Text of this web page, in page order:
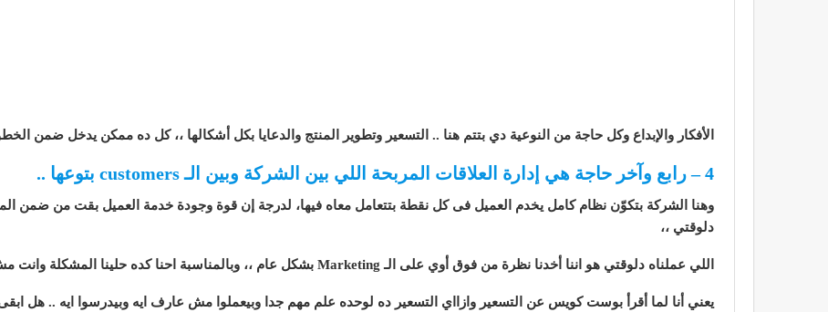
الأفكار والإبداع وكل حاجة من النوعية دي بتتم هنا .. التسعير وتطوير المنتج والدعايا بكل أشكالها ،، كل ده ممكن يدخل ضمن
4 – رابع وآخر حاجة هي إدارة العلاقات المربحة اللي بين الشركة وبين الـ customers بتوعها ..
وهنا الشركة بتكوّن نظام كامل يخدم العميل فى كل نقطة بتتعامل معاه فيها، لدرجة إن قوة وجودة خدمة العميل بقت من ضمن
دلوقتي ،،
اللي عملناه دلوقتي هو اننا أخدنا نظرة من فوق أوي على الـ Marketing بشكل عام ،، وبالمناسبة احنا كده حلينا المشكلة وانت مش واخد بالك
يعني أنا لما أقرأ بوست كويس عن التسعير وازااي التسعير ده لوحده علم مهم جدا وبيعملوا مش عارف ايه وبيدرسوا ايه .. هل